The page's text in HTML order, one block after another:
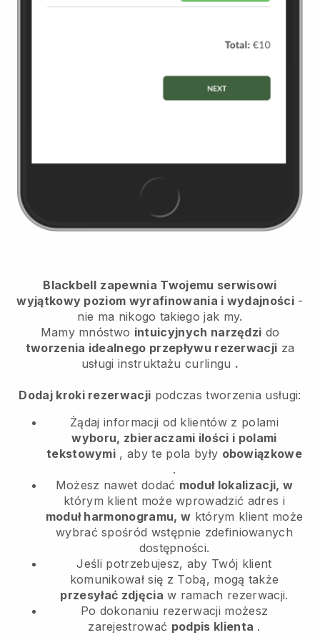
Blackbell zapewnia Twojemu serwisowi
wyjątkowy poziom wyrafinowania i wydajności -
nie ma nikogo takiego jak my.
Mamy mnóstwo intuicyjnych narzędzi do
tworzenia idealnego przepływu rezerwacji za
usługi instruktażu curlingu .
Dodaj kroki rezerwacji podczas tworzenia usługi:
Żądaj informacji od klientów z polami
wyboru, zbieraczami ilości i polami
tekstowymi , aby te pola były obowiązkowe
.
Możesz nawet dodać moduł lokalizacji, w
którym klient może wprowadzić adres i
moduł harmonogramu, w którym klient może
wybrać spośród wstępnie zdefiniowanych
dostępności.
Jeśli potrzebujesz, aby Twój klient
komunikował się z Tobą, mogą także
przesyłać zdjęcia w ramach rezerwacji.
Po dokonaniu rezerwacji możesz
zarejestrować podpis klienta .